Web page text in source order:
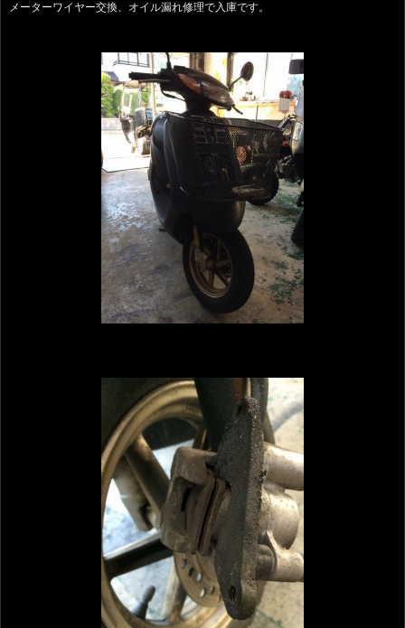
メーターワイヤー交換、オイル漏れ修理で入庫です。